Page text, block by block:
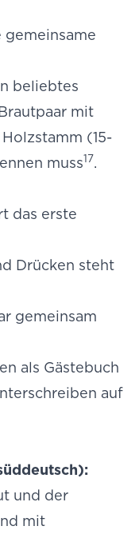
gemeinsame
beliebtes
mit
(15-
muss17.
das erste
Drücken steht
gemeinsam
als Gästebuch
auf
und der
mit